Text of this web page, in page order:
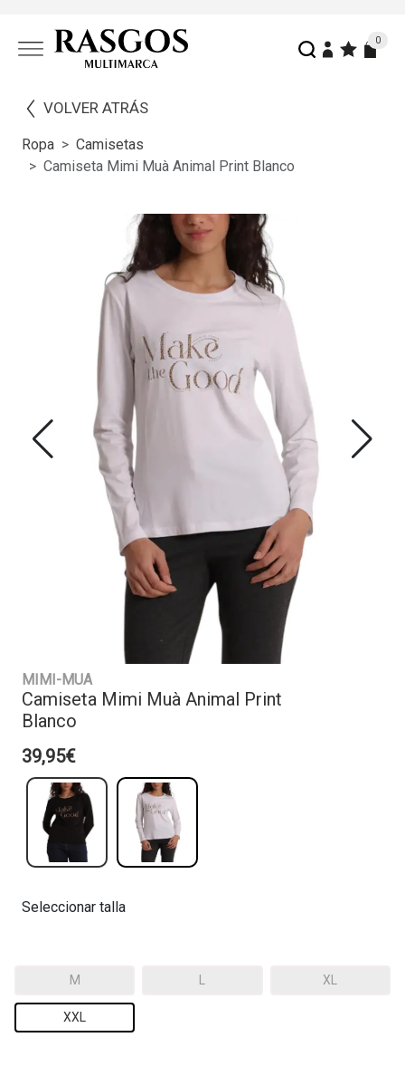
0
VOLVER ATRÁS
Ropa
Camisetas
Camiseta Mimi Muà Animal Print Blanco
MIMI-MUA
Camiseta Mimi Muà Animal Print
Blanco
39,95€
Seleccionar talla
M L XL
XXL